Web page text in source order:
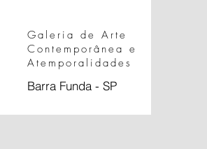
Galeria de Arte
Contemporânea e
Atemporalidades
Barra Funda - SP